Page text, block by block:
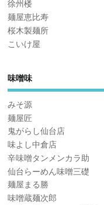
徐州楼
麺屋恵比寿
桜木製麺所
こいけ屋
味噌味
みそ源
麺屋匠
鬼がらし仙台店
味よし中倉店
辛味噌タンメンカラ助
仙台らーめん味噌三礎
麺屋まる勝
味噌蔵麺次郎